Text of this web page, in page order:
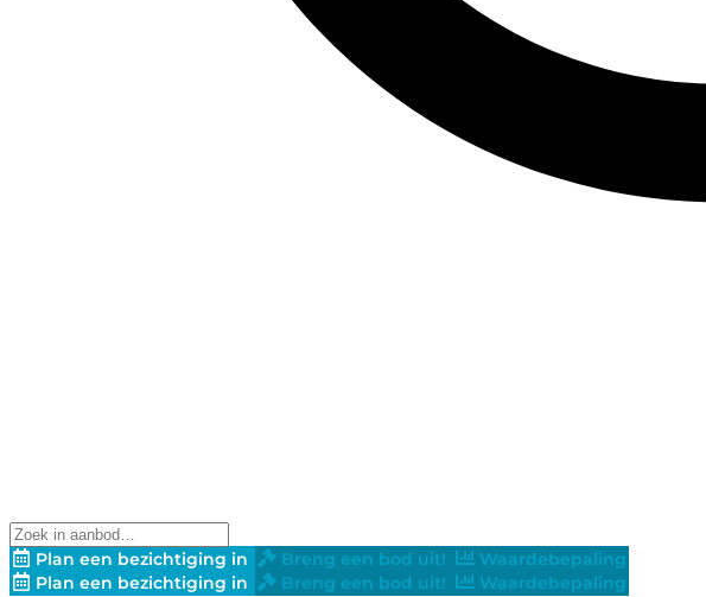
Plan een bezichtiging in Breng een bod uit!
Waardebepaling
Plan een bezichtiging in
Breng een bod uit! Waardebepaling